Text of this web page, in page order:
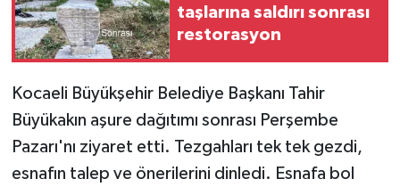
taşlarına saldırı sonrası
restorasyon
Kocaeli Büyükşehir Belediye Başkanı Tahir
Büyükakın aşure dağıtımı sonrası Perşembe
Pazarı'nı ziyaret etti. Tezgahları tek tek gezdi,
esnafın talep ve önerilerini dinledi. Esnafa bol